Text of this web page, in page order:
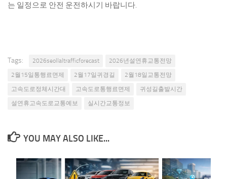
는 일정으로 안전 운전하시기 바랍니다.
Tags: 2026seollaltrafficforecast
2026년설연휴교통전망
2월15일통행료면제
2월17일귀경길
2월18일교통전망
고속도로정체시간대
고속도로통행료면제
귀성길출발시간
설연휴고속도로교통예보
실시간교통정보
YOU MAY ALSO LIKE...